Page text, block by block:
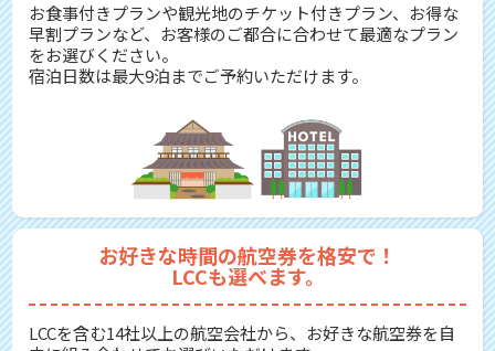
お食事付きプランや観光地のチケット付きプラン、お得な
早割プランなど、お客様のご都合に合わせて最適なプラン
をお選びください。
宿泊日数は最大9泊までご予約いただけます。
お好きな時間の航空券を格安で！
LCCも選べます。
LCCを含む14社以上の航空会社から、お好きな航空券を自